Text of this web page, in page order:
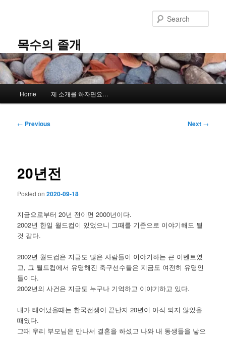
content목수의 졸개
Home 제 소개를 하자면요…
Post
← Previous Next →
20년전
Posted on2020-09-18
지금으로부터 20년 전이면 2000년이다.
2002년 한일 월드컵이 있었으니 그때를 기준으로 이야기해도 될
것 같다.
2002년 월드컵은 지금도 많은 사람들이 이야기하는 큰 이벤트였
고, 그 월드컵에서 유명해진 축구선수들은 지금도 여전히 유명인
들이다.
2002년의 사건은 지금도 누구나 기억하고 이야기하고 있다.
내가 태어났을때는 한국전쟁이 끝난지 20년이 아직 되지 않았을
때였다.
그때 우리 부모님은 만나서 결혼을 하셨고 나와 내 동생들을 낳으